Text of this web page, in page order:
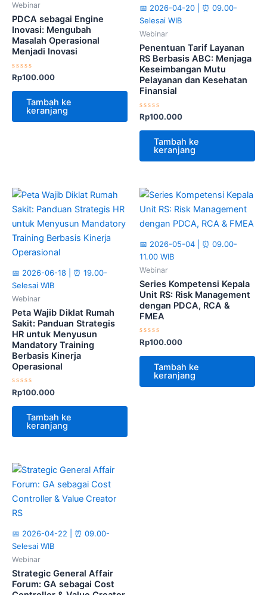
Webinar
PDCA sebagai Engine
Inovasi: Mengubah
Masalah Operasional
Menjadi Inovasi
Dinilai
dari
Rp100.000
Tambah ke
keranjang
📅 2026-04-20 | ⏰ 09.00-
Selesai WIB
Webinar
Penentuan Tarif Layanan
RS Berbasis ABC: Menjaga
Keseimbangan Mutu
Pelayanan dan Kesehatan
Finansial
Dinilai
dari
Rp100.000
Tambah ke
keranjang
📅 2026-06-18 | ⏰ 19.00-
Selesai WIB
Webinar
Peta Wajib Diklat Rumah
Sakit: Panduan Strategis
HR untuk Menyusun
Mandatory Training
Berbasis Kinerja
Operasional
Dinilai
0
dari
Rp100.000
Tambah ke
keranjang
📅 2026-05-04 | ⏰ 09.00-
11.00 WIB
Webinar
Series Kompetensi Kepala
Unit RS: Risk Management
dengan PDCA, RCA &
FMEA
Dinilai
0
dari
Rp100.000
Tambah ke
keranjang
📅 2026-04-22 | ⏰ 09.00-
Selesai WIB
Webinar
Strategic General Affair
Forum: GA sebagai Cost